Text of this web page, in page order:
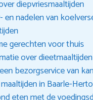
diepvriesmaaltijden
en nadelen van
gerechten voor thuis
over dieetmaaltijden
bezorgservice van
in Baarle-